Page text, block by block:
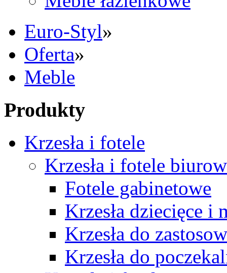
Euro-Styl»
Oferta»
Meble
Produkty
Krzesła i fotele
Krzesła i fotele
Fotele gabinetowe
Krzesła dziecięce i
Krzesła do
Krzesła do